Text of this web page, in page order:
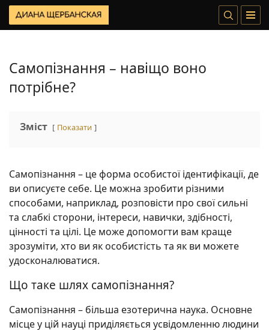
Самопізнання – навіщо воно
потрібне?
Зміст Показати
Самопізнання – це форма особистої ідентифікації, де
ви описуєте себе. Це можна зробити різними
способами, наприклад, розповісти про свої сильні
та слабкі сторони, інтереси, навички, здібності,
цінності та цілі. Це може допомогти вам краще
зрозуміти, хто ви як особистість та як ви можете
удосконалюватися.
Що таке шлях самопізнання?
Самопізнання – більша езотерична наука. Основне
місце у цій науці приділяється усвідомленню людини